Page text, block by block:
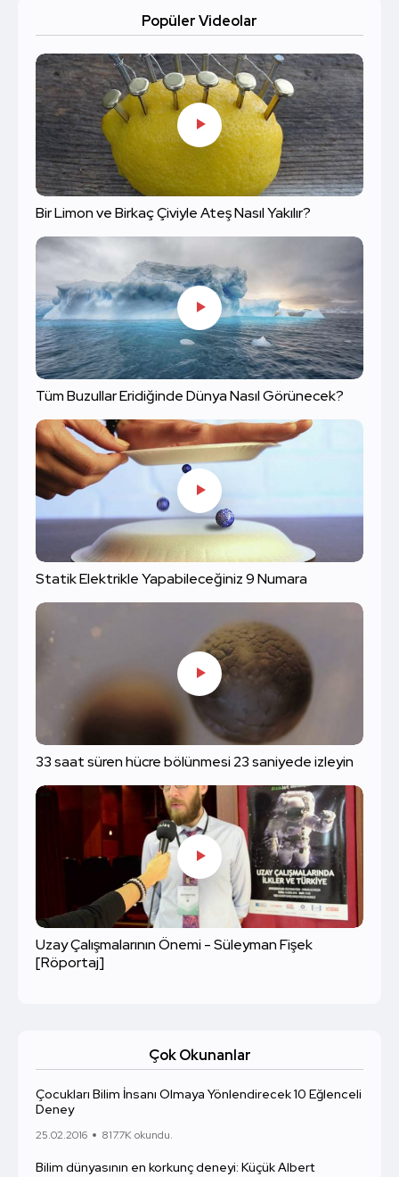
Popüler Videolar
Bir Limon ve Birkaç Çiviyle Ateş Nasıl Yakılır?
Tüm Buzullar Eridiğinde Dünya Nasıl Görünecek?
Statik Elektrikle Yapabileceğiniz 9 Numara
33 saat süren hücre bölünmesi 23 saniyede izleyin
Uzay Çalışmalarının Önemi - Süleyman Fişek
[Röportaj]
Çok Okunanlar
Çocukları Bilim İnsanı Olmaya Yönlendirecek 10 Eğlenceli
Deney
25.02.2016 817.7K okundu.
Bilim dünyasının en korkunç deneyi: Küçük Albert